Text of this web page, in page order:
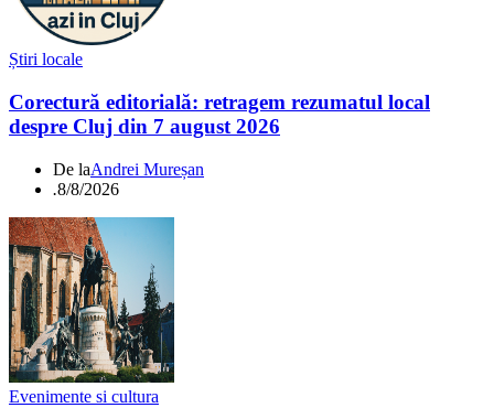
Știri locale
Corectură editorială: retragem rezumatul local
despre Cluj din 7 august 2026
De laAndrei Mureșan
.8/8/2026
Evenimente si cultura